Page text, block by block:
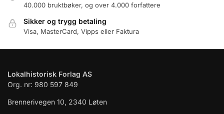
40.000 bruktbøker, og over 4.000 forfattere
Sikker og trygg betaling
Visa, MasterCard, Vipps eller Faktura
Lokalhistorisk Forlag AS
Org. nr: 980 597 849
Brennerivegen 10, 2340 Løten